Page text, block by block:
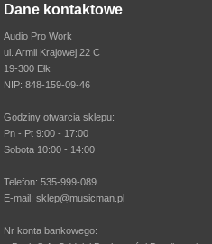
Dane kontaktowe
Audio Pro Work
ul. Armii Krajowej 22 C
19-300 Ełk
NIP: 848-159-09-46
Godziny otwarcia sklepu:
Pn - Pt 9:00 - 17:00
Sobota 10:00 - 14:00
Telefon: 535-999-089
E-mail: sklep@musicman.pl
Nr konta bankowego: